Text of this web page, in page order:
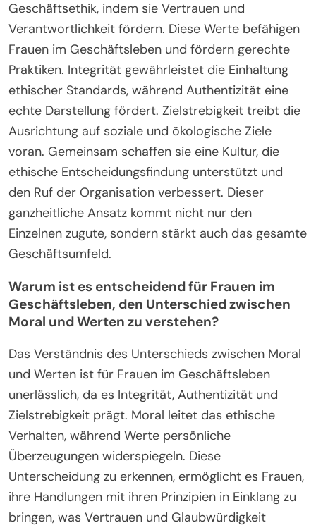
Geschäftsethik, indem sie Vertrauen und
Verantwortlichkeit fördern. Diese Werte befähigen
Frauen im Geschäftsleben und fördern gerechte
Praktiken. Integrität gewährleistet die Einhaltung
ethischer Standards, während Authentizität eine
echte Darstellung fördert. Zielstrebigkeit treibt die
Ausrichtung auf soziale und ökologische Ziele
voran. Gemeinsam schaffen sie eine Kultur, die
ethische Entscheidungsfindung unterstützt und
den Ruf der Organisation verbessert. Dieser
ganzheitliche Ansatz kommt nicht nur den
Einzelnen zugute, sondern stärkt auch das gesamte
Geschäftsumfeld.
Warum ist es entscheidend für Frauen im
Geschäftsleben, den Unterschied zwischen
Moral und Werten zu verstehen?
Das Verständnis des Unterschieds zwischen Moral
und Werten ist für Frauen im Geschäftsleben
unerlässlich, da es Integrität, Authentizität und
Zielstrebigkeit prägt. Moral leitet das ethische
Verhalten, während Werte persönliche
Überzeugungen widerspiegeln. Diese
Unterscheidung zu erkennen, ermöglicht es Frauen,
ihre Handlungen mit ihren Prinzipien in Einklang zu
bringen, was Vertrauen und Glaubwürdigkeit